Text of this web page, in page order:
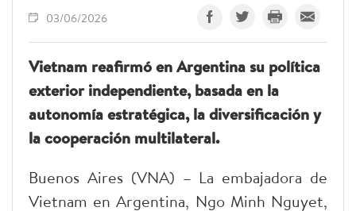
03/06/2026
Vietnam reafirmó en Argentina su política
exterior independiente, basada en la
autonomía estratégica, la diversificación y
la cooperación multilateral.
Buenos Aires (VNA) – La embajadora de
Vietnam en Argentina, Ngo Minh Nguyet,